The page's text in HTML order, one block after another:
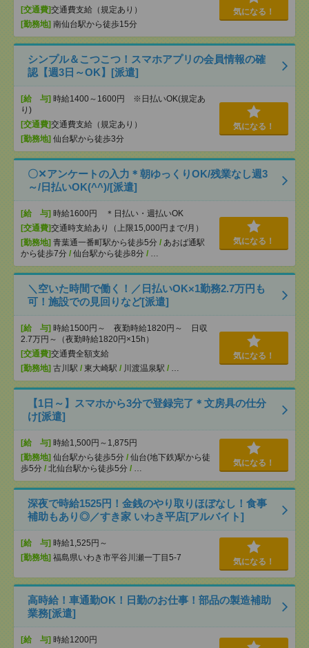
[交通費]交通費支給（規定あり）
[勤務地] 南仙台駅から徒歩15分
気になる！
シンプル＆こつこつ！スマホアプリの会員情報の確
認【週3日～OK】[派遣]
[給 与] 時給1400～1600円 ※日払いOK(規定あ
り)
[交通費]交通費支給（規定あり）
[勤務地] 仙台駅から徒歩3分
気になる！
〇✕アンケートの入力＊朝ゆっくりOK/残業なし週3
～/日払いOK(^^)/[派遣]
[給 与] 時給1600円 ＊日払い・週払いOK
[交通費]交通時支給あり（上限15,000円まで/月）
[勤務地] 青葉通一番町駅から徒歩5分 / あおば通駅
から徒歩7分 / 仙台駅から徒歩8分 /
気になる！
＼空いた時間で働く！／日払いOK×1勤務2.7万円も
可！施設での見回りなど[派遣]
[給 与] 時給1500円～ 夜勤時給1820円～ 日収
2.7万円～（夜勤時給1820円×15h）
[交通費]交通費全額支給
[勤務地] 古川駅 / 東大崎駅 / 川渡温泉駅 /
気になる！
【1日～】スマホから3分で登録完了＊文房具の仕分
け[派遣]
[給 与] 時給1,500円～1,875円
[勤務地] 仙台駅から徒歩5分 / 仙台(地下鉄)駅から徒
歩5分 / 北仙台駅から徒歩5分 /
気になる！
深夜で時給1525円！金銭のやり取りほぼなし！食事
補助もあり◎／すき家 いわき平店[アルバイト]
[給 与] 時給1,525円～
[勤務地] 福島県いわき市平谷川瀬一丁目5-7 気になる！
高時給！車通勤OK！日勤のお仕事！部品の製造補助
業務[派遣]
[給 与] 時給1200円